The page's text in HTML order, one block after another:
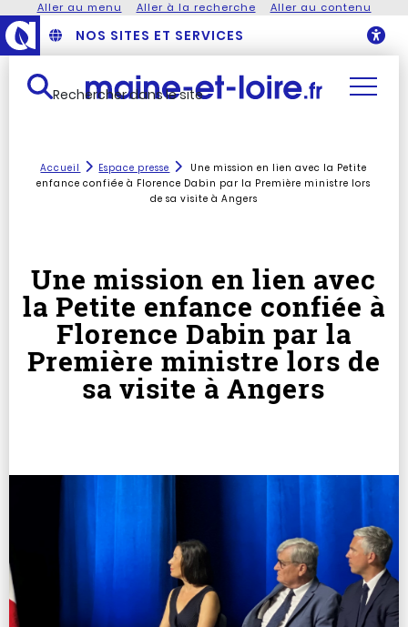
Aller au menu Aller à la recherche Aller au contenu
NOS SITES ET SERVICES
Rechercher dans le site
Accueil Espace presse
Une mission en lien avec la Petite
enfance confiée à Florence Dabin par la Première ministre lors
de sa visite à Angers
Une mission en lien avec
la Petite enfance confiée à
Florence Dabin par la
Première ministre lors de
sa visite à Angers